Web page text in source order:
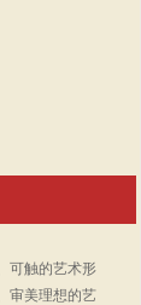
可触的艺术形
审美理想的艺